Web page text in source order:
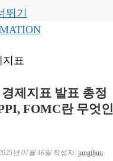
뛰기
제지표 발표 총정
FOMC란 무엇인
년 07월 16일 작성자: jungiljun